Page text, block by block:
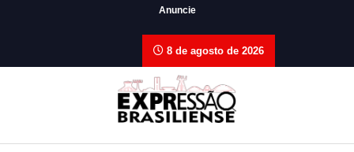
Anuncie
8 de agosto de 2026